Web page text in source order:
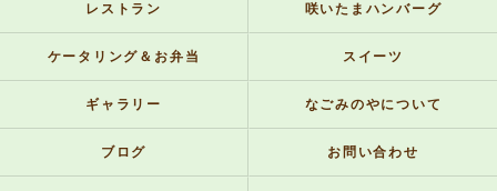
レストラン 咲いたまハンバーグ
ケータリング＆お弁当 スイーツ
ギャラリー なごみのやについて
ブログ お問い合わせ